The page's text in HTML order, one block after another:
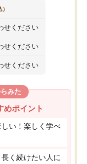
）
せください
せください
せください
みた
めポイント
しい！楽しく学べ
く続けたい人に